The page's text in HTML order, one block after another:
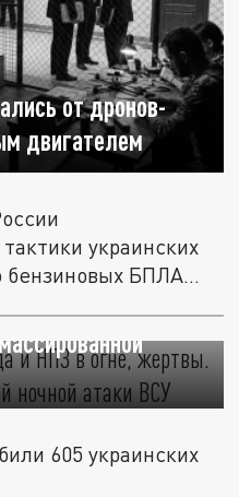
от дронов-
двигателем
украинских
бензиновых БПЛА
и НПЗ в огне,
605 украинских